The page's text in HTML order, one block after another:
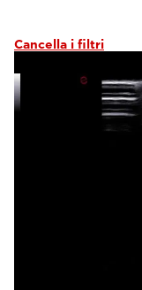
Cancella i filtri